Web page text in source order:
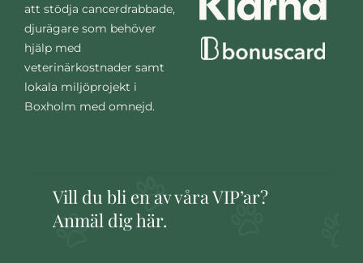
att stödja cancerdrabbade,
djurägare som behöver
hjälp med
veterinärkostnader samt
lokala miljöprojekt i
Boxholm med omnejd.
Vill du bli en av våra VIP’ar?
Anmäl dig här.